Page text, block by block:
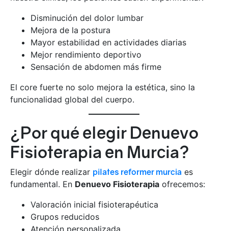
Disminución del dolor lumbar
Mejora de la postura
Mayor estabilidad en actividades diarias
Mejor rendimiento deportivo
Sensación de abdomen más firme
El core fuerte no solo mejora la estética, sino la
funcionalidad global del cuerpo.
¿Por qué elegir Denuevo
Fisioterapia en Murcia?
Elegir dónde realizar pilates reformer murcia es
fundamental. En Denuevo Fisioterapia ofrecemos:
Valoración inicial fisioterapéutica
Grupos reducidos